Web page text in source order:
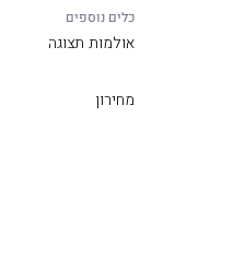
כלים נוספים
אולמות תצוגה
מחירון